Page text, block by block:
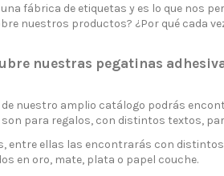
fábrica de etiquetas y es lo que nos
nuestros productos? ¿Por qué cada
nuestras pegatinas
de nuestro amplio catálogo podrás
son para regalos, con distintos textos,
entre ellas las encontrarás con
en oro, mate, plata o papel couche.